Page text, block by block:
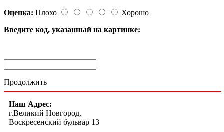
Оценка: Плохо
Хорошо
Введите код, указанный на картинке:
Продолжить
Наш Адрес:
г.Великий Новгород,
Воскресенский бульвар 13